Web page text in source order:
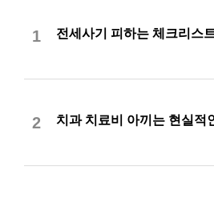
1 전세사기 피하는 체크리스
2 치과 치료비 아끼는 현실적